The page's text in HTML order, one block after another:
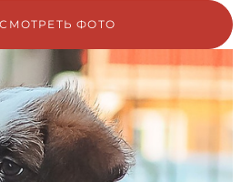
ФОТО